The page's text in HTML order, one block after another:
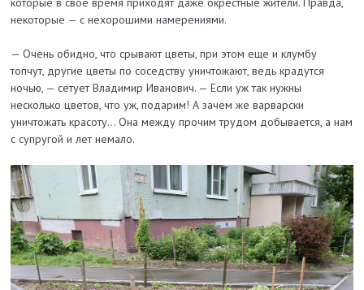
некоторые — с нехорошими намерениями.
— Очень обидно, что срывают цветы, при этом еще и клумбу
топчут, другие цветы по соседству уничтожают, ведь крадутся
ночью, — сетует Владимир Иванович. — Если уж так нужны
несколько цветов, что уж, подарим! А зачем же варварски
уничтожать красоту... Она между прочим трудом добывается, а нам
с супругой и лет немало.